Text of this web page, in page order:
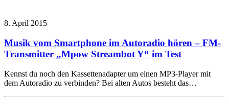
8. April 2015
Musik vom Smartphone im Autoradio hören – FM-
Transmitter „Mpow Streambot Y“ im Test
Kennst du noch den Kassettenadapter um einen MP3-Player mit
dem Autoradio zu verbinden? Bei alten Autos besteht das…